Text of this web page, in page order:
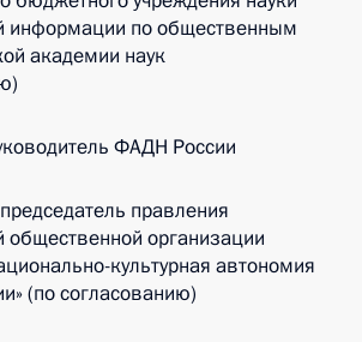
информации по общественным
академии наук
ФАДН России
председатель правления
организации
культурная автономия
(по согласованию)